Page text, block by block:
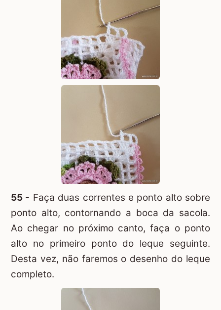
55 - Faça duas correntes e ponto alto sobre
ponto alto, contornando a boca da sacola.
Ao chegar no próximo canto, faça o ponto
alto no primeiro ponto do leque seguinte.
Desta vez, não faremos o desenho do leque
completo.